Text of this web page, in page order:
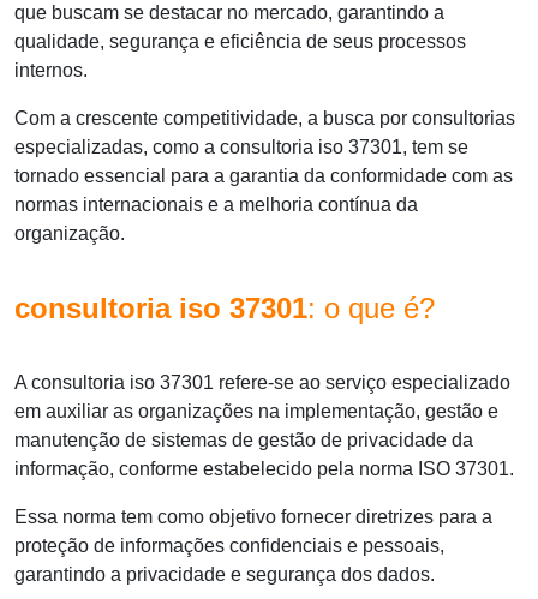
que buscam se destacar no mercado, garantindo a
qualidade, segurança e eficiência de seus processos
internos.
Com a crescente competitividade, a busca por consultorias
especializadas, como a consultoria iso 37301, tem se
tornado essencial para a garantia da conformidade com as
normas internacionais e a melhoria contínua da
organização.
consultoria iso 37301: o que é?
A consultoria iso 37301 refere-se ao serviço especializado
em auxiliar as organizações na implementação, gestão e
manutenção de sistemas de gestão de privacidade da
informação, conforme estabelecido pela norma ISO 37301.
Essa norma tem como objetivo fornecer diretrizes para a
proteção de informações confidenciais e pessoais,
garantindo a privacidade e segurança dos dados.